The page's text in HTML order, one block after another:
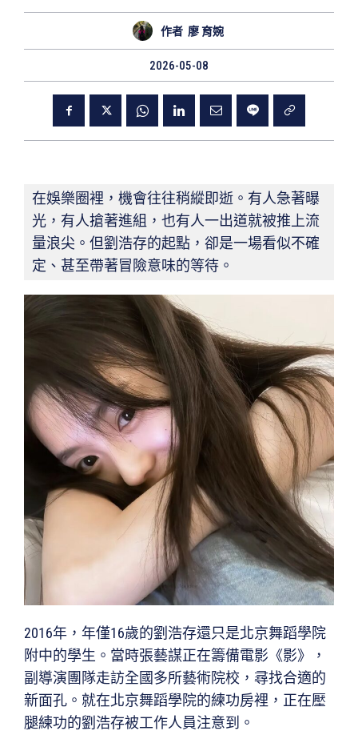
作者 廖 育婉
2026-05-08
在娛樂圈裡，機會往往稍縱即逝。有人急著曝
光，有人搶著進組，也有人一出道就被推上流
量浪尖。但劉浩存的起點，卻是一場看似不確
定、甚至帶著冒險意味的等待。
2016年，年僅16歲的劉浩存還只是北京舞蹈學院
附中的學生。當時張藝謀正在籌備電影《影》，
副導演團隊走訪全國多所藝術院校，尋找合適的
新面孔。就在北京舞蹈學院的練功房裡，正在壓
腿練功的劉浩存被工作人員注意到。